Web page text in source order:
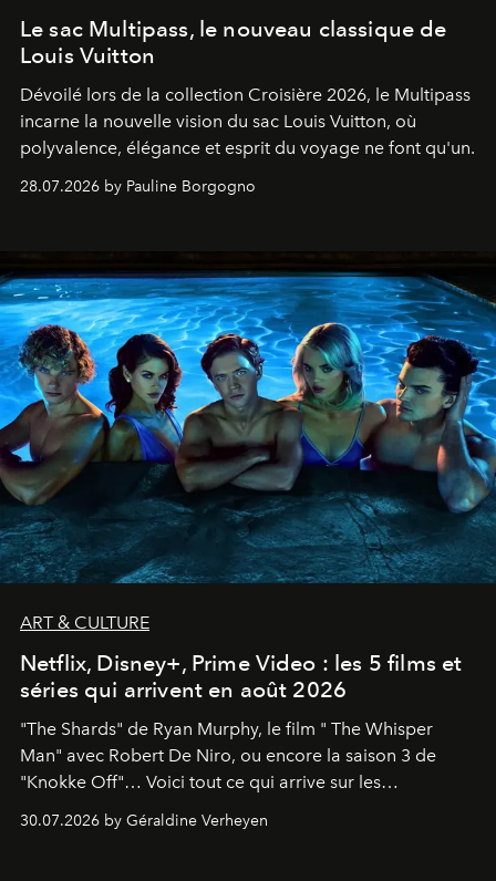
Le sac Multipass, le nouveau classique de
Louis Vuitton
Dévoilé lors de la collection Croisière 2026, le Multipass
incarne la nouvelle vision du sac Louis Vuitton, où
polyvalence, élégance et esprit du voyage ne font qu'un.
28.07.2026 by Pauline Borgogno
ART & CULTURE
Netflix, Disney+, Prime Video : les 5 films et
séries qui arrivent en août 2026
"The Shards" de Ryan Murphy, le film " The Whisper
Man" avec Robert De Niro, ou encore la saison 3 de
"Knokke Off"… Voici tout ce qui arrive sur les
30.07.2026 by Géraldine Verheyen